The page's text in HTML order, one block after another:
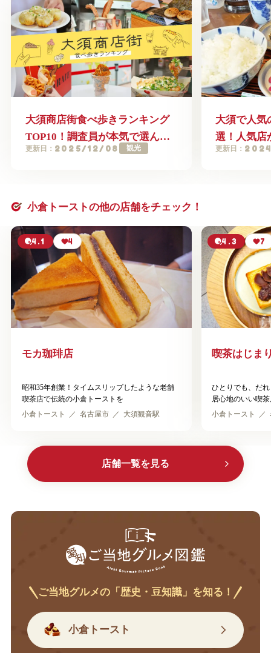
大須商店街食べ歩きランキング
TOP10！調査員が本気で選んだ
厳選グルメまとめ
更新日： 2025/12/08 観光
大須で人気
選！人気店
名古屋めし
更新日：
小倉トーストの他の店舗をチェック！
4.1 4
モカ珈琲店
昭和35年創業！タイムスリップしたような老舗
喫茶店で伝統の小倉トーストを
小倉トースト
名古屋市 大須観音駅
4.3 7
喫茶はじま
ひとりでも、だ
居心地のいい喫
小倉トースト
店舗一覧を見る
ご当地グルメの「歴史・豆知識」を知る！
小倉トースト